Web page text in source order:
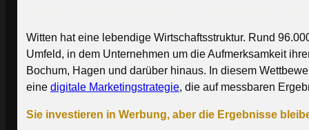
Witten hat eine lebendige Wirtschaftsstruktur. Rund
Umfeld, in dem Unternehmen um die Aufmerksamkeit
Bochum, Hagen und darüber hinaus. In diesem
eine digitale Marketingstrategie, die auf messbaren
Sie investieren in Werbung, aber die Ergebnisse